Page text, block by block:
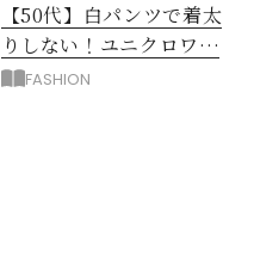
【50代】白パンツで着太
りしない！ユニクロワイ
ドパンツ夏の着回しテク
FASHION